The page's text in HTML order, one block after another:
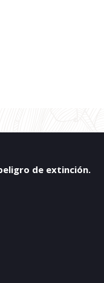
de extinción.